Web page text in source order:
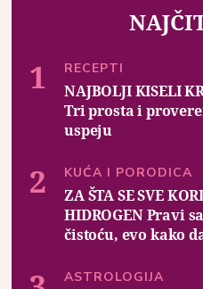
RECEPTI
NAJBOLJI KISELI
Tri prosta i
uspeju
KUĆA I PORODICA
ZA ŠTA SE SVE
HIDROGEN Pravi
čistoću, evo kako
ASTROLOGIJA